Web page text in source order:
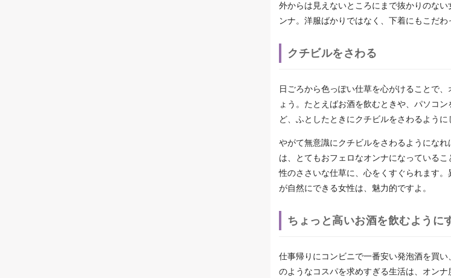
外からは見えないところにまで抜かりのない
ンナ。洋服ばかりではなく、下着にもこだわ
クチビルをさわる
日ごろから色っぽい仕草を心がけることで、
ょう。たとえばお酒を飲むときや、パソコ
ど、ふとしたときにクチビルをさわるように
やがて無意識にクチビルをさわるようになれ
は、とてもおフェロなオンナになっている
性のささいな仕草に、心をくすぐられます
が自然にできる女性は、魅力的ですよ。
ちょっと高いお酒を飲むように
仕事帰りにコンビニで一番安い発泡酒を買
のようなコスパを求めすぎる生活は、オンナ